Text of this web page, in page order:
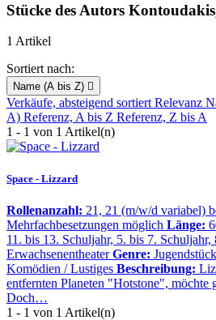
Stücke des Autors
1 Artikel
Sortiert nach:
Name (A bis Z) 
Verkäufe, absteigend sortiertRelevanz
A) Referenz, A bis Z Referenz, Z bis A
1 - 1 von 1 Artikel(n)
Space - Lizzard
Rollenanzahl: 21, 21 (m/w/d variabel)
Mehrfachbesetzungen möglich Länge:
11. bis 13. Schuljahr, 5. bis 7. Schuljahr,
Erwachsenentheater Genre:
Komödien / Lustiges Beschreibung:
entfernten Planeten "Hotstone", möchte
Doch…
1 - 1 von 1 Artikel(n)